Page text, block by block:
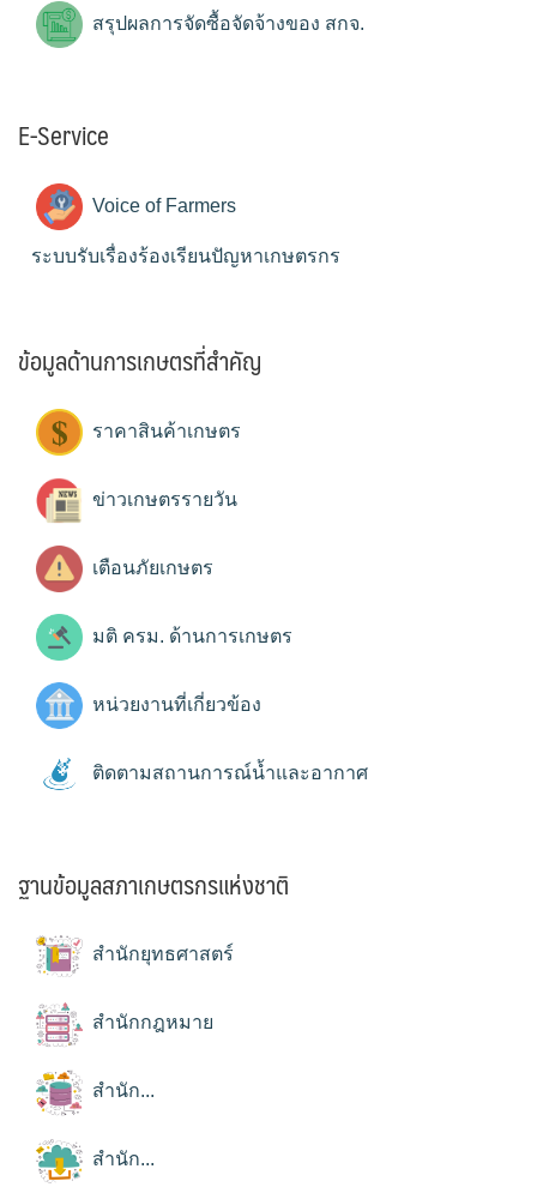
สรุปผลการจัดซื้อจัดจ้างของ สกจ.
E-Service
Voice of Farmers
ระบบรับเรื่องร้องเรียนปัญหาเกษตรกร
ข้อมูลด้านการเกษตรที่สำคัญ
ราคาสินค้าเกษตร
ข่าวเกษตรรายวัน
เตือนภัยเกษตร
มติ ครม. ด้านการเกษตร
หน่วยงานที่เกี่ยวข้อง
ติดตามสถานการณ์น้ำและอากาศ
ฐานข้อมูลสภาเกษตรกรแห่งชาติ
สำนักยุทธศาสตร์
สำนักกฎหมาย
สำนัก...
สำนัก...